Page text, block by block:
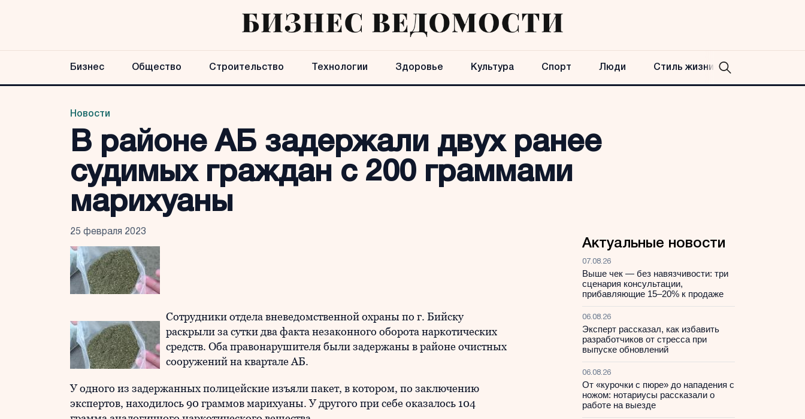
Бизнес Общество Строительство Технологии Здоровье Культура Спорт Люди Стиль жизни
Новости
В районе АБ задержали двух ранее
судимых граждан с 200 граммами
марихуаны
25 февраля 2023
Сотрудники отдела вневедомственной охраны по г. Бийску
раскрыли за сутки два факта незаконного оборота наркотических
средств. Оба правонарушителя были задержаны в районе очистных
сооружений на квартале АБ.
У одного из задержанных полицейские изъяли пакет, в котором, по заключению
экспертов, находилось 90 граммов марихуаны. У другого при себе оказалось 104
Актуальные новости
07.08.26
Выше чек — без навязчивости: три
сценария консультации,
прибавляющие 15–20% к продаже
06.08.26
Эксперт рассказал, как избавить
разработчиков от стресса при
выпуске обновлений
06.08.26
От «курочки с пюре» до нападения с
ножом: нотариусы рассказали о
работе на выезде